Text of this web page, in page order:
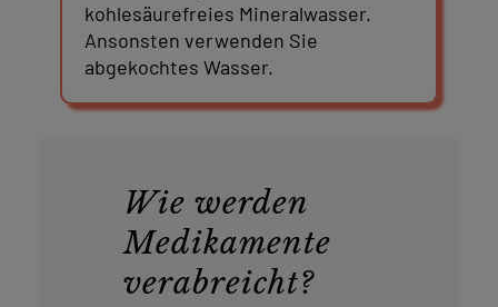
kohlesäurefreies Mineralwasser.
Ansonsten verwenden Sie
abgekochtes Wasser.
Wie werden
Medikamente
verabreicht?